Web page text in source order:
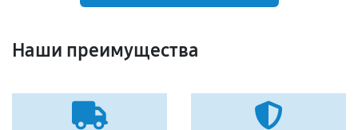
Наши преимущества